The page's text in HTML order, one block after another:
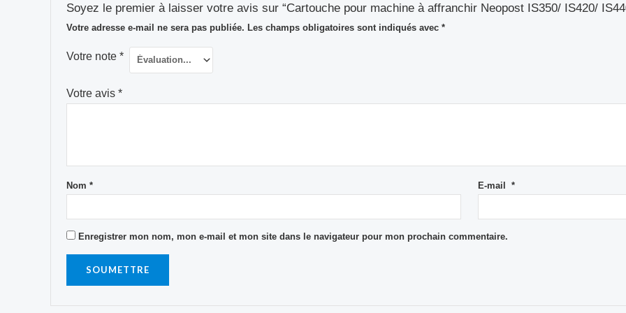
Soyez le premier à laisser votre avis sur “Cartouche pour machine à affranchir Neopost IS350/ IS420/
Votre adresse e-mail ne sera pas publiée. Les champs obligatoires sont indiqués avec *
Votre note *
Votre avis *
Nom * E-mail *
Enregistrer mon nom, mon e-mail et mon site dans le navigateur pour mon prochain commentaire.